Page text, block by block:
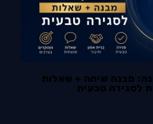
מבנה שיחה + שאלות
לסגירה טבעית